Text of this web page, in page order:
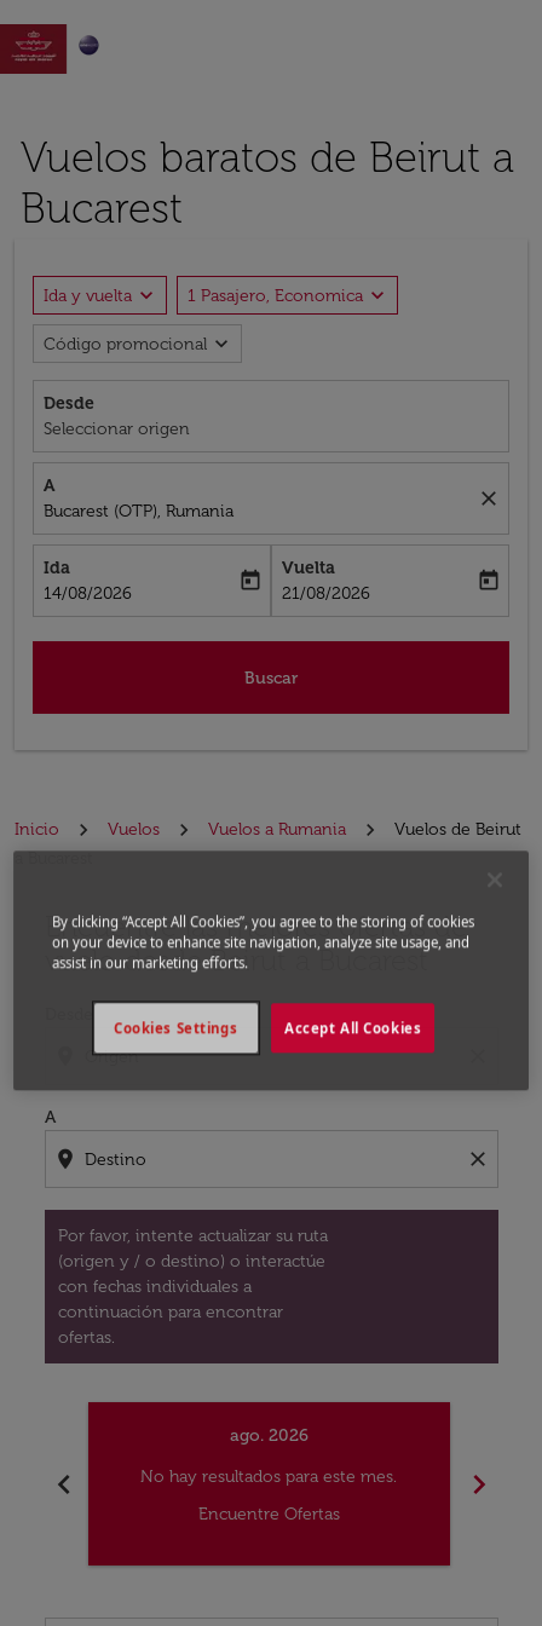

Vuelos baratos de Beirut a
Bucarest
Ida y vuelta expand_more 1 Pasajero, Economica expand_more
Código promocional expand_more
Desde
Seleccionar origen
A
Bucarest (OTP), Rumania
close
Ida
fc-booking-departure-date-aria-label
14/08/2026
today
Vuelta
fc-booking-return-date-aria-label
21/08/2026
today
Buscar
Inicio Vuelos Vuelos a Rumania
Vuelos de Beirut
a Bucarest
Encuentre las mejores ofertas de
vuelo desde Beirut a Bucarest
A
location_on close
Por favor, intente actualizar su ruta
(origen y / o destino) o interactúe
con fechas individuales a
continuación para encontrar
ofertas.
Por favor, intente actualizar su ruta (origen y / o
chevron_left
ago. 2026
No hay resultados para este mes.
Encuentre Ofertas
chevron_right
By clicking “Accept All Cookies”, you agree to the storing of cookies
on your device to enhance site navigation, analyze site usage, and
assist in our marketing efforts.
Accept All Cookies
Cookies Settings